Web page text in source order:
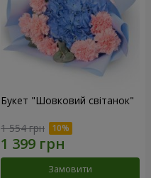
Букет "Шовковий світанок"
1 554 грн
Замовити